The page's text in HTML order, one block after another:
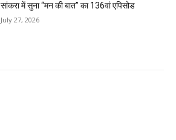
सांकरा में सुना “मन की बात” का 136वां एपिसोड
July 27, 2026